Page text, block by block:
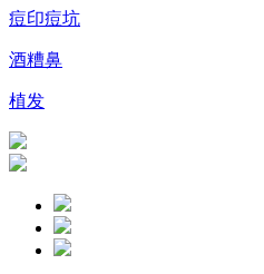
痘印痘坑
酒糟鼻
植发